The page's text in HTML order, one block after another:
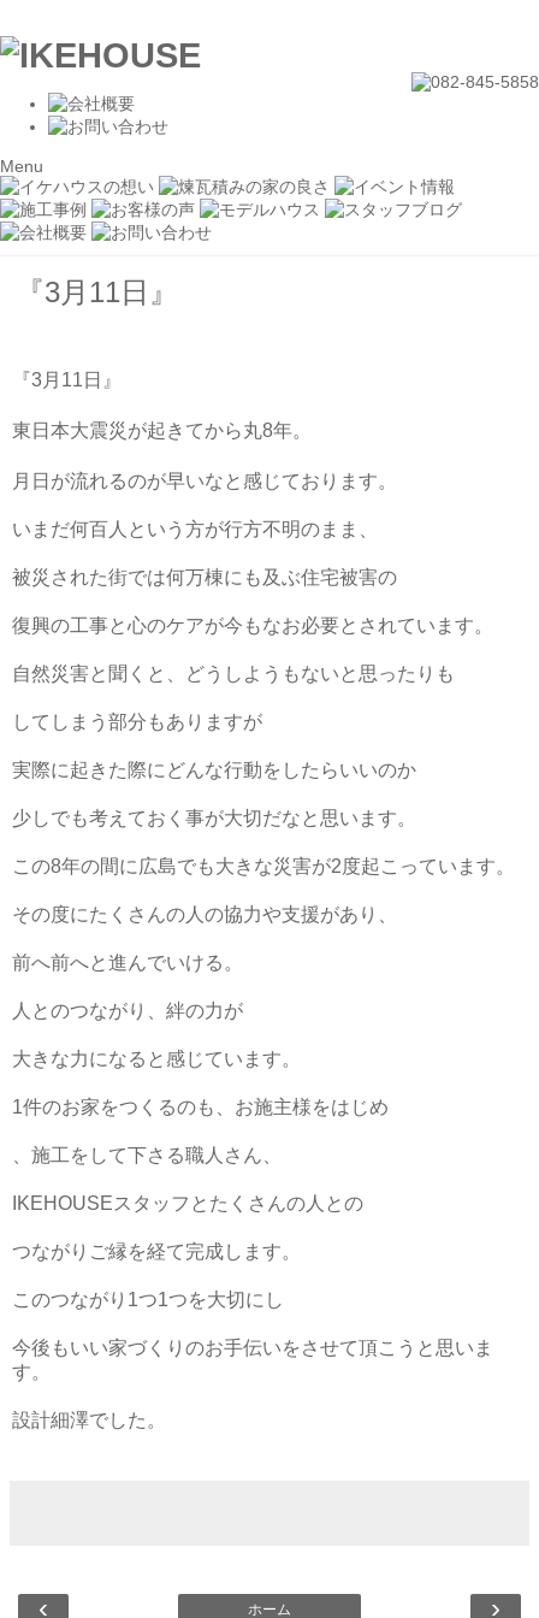
Menu
『3月11日』
『3月 11 日』
東日本大震災が起きてから丸8年。
月日が流れるのが早いなと感じております。
いまだ何百人という方が行方不明のまま、
被災された街では何万棟にも及ぶ住宅被害の
復興の工事と心のケアが今もなお必要とされています。
自然災害と聞くと、どうしようもないと思ったりも
してしまう部分もありますが
実際に起きた際にどんな行動をしたらいいのか
少しでも考えておく事が大切だなと思います。
この8年の間に広島でも大きな災害が2度起こっています。
その度にたくさんの人の協力や支援があり、
前へ前へと進んでいける。
人とのつながり、絆の力が
大きな力になると感じています。
1件のお家をつくるのも、お施主様をはじめ
、施工をして下さる職人さん、
IKEHOUSEスタッフとたくさんの人との
つながりご縁を経て完成します。
このつながり 1つ1つを大切にし
今後もいい家づくりのお手伝いをさせて頂こうと思いま
す。
設計細澤でした。
‹ ›
ホーム